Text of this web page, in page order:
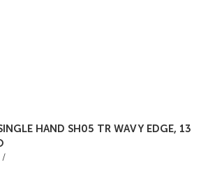
HAND SH05 TR WAVY EDGE, 13
/